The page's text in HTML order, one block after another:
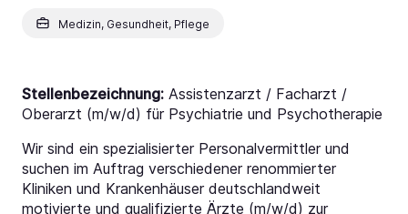
Medizin, Gesundheit, Pflege
Stellenbezeichnung: Assistenzarzt / Facharzt /
Oberarzt (m/w/d) für Psychiatrie und Psychotherapie
Wir sind ein spezialisierter Personalvermittler und
suchen im Auftrag verschiedener renommierter
Kliniken und Krankenhäuser deutschlandweit
motivierte und qualifizierte Ärzte (m/w/d) zur